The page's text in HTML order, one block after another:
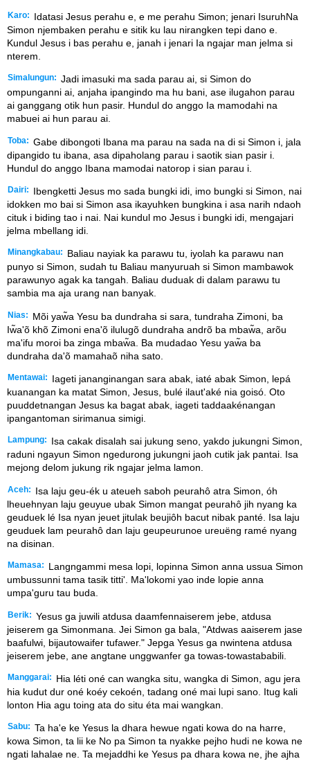
Karo:
Idatasi Jesus perahu e, e me perahu Simon; jenari IsuruhNa
Simon njembaken perahu e sitik ku lau nirangken tepi dano e.
Kundul Jesus i bas perahu e, janah i jenari Ia ngajar man jelma si
nterem.
Simalungun: Jadi imasuki ma sada parau ai, si Simon do
ompunganni ai, anjaha ipangindo ma hu bani, ase ilugahon parau
ai ganggang otik hun pasir. Hundul do anggo Ia mamodahi na
mabuei ai hun parau ai.
Toba: Gabe dibongoti Ibana ma parau na sada na di si Simon i, jala
dipangido tu ibana, asa dipaholang parau i saotik sian pasir i.
Hundul do anggo Ibana mamodai natorop i sian parau i.
Dairi:
Ibengketti Jesus mo sada bungki idi, imo bungki si Simon, nai
idokken mo bai si Simon asa ikayuhken bungkina i asa narih ndaoh
cituk i biding tao i nai. Nai kundul mo Jesus i bungki idi, mengajari
jelma mbellang idi.
Minangkabau:
Baliau nayiak ka parawu tu, iyolah ka parawu nan
punyo si Simon, sudah tu Baliau manyuruah si Simon mambawok
parawunyo agak ka tangah. Baliau duduak di dalam parawu tu
sambia ma aja urang nan banyak.
Nias:
Mõi yaw̃a Yesu ba dundraha si sara, tundraha Zimoni, ba
Iw̃a'õ khõ Zimoni ena'õ ilulugõ dundraha andrõ ba mbaw̃a, arõu
ma'ifu moroi ba zinga mbaw̃a. Ba mudadao Yesu yaw̃a ba
dundraha da'õ mamahaõ niha sato.
Mentawai:
Iageti jananginangan sara abak, iaté abak Simon, lepá
kuanangan ka matat Simon, Jesus, bulé ilaut'aké nia goisó. Oto
puuddetnangan Jesus ka bagat abak, iageti taddaakénangan
ipangantoman sirimanua simigi.
Lampung:
Isa cakak disalah sai jukung seno, yakdo jukungni Simon,
raduni ngayun Simon ngedurong jukungni jaoh cutik jak pantai. Isa
mejong delom jukung rik ngajar jelma lamon.
Aceh:
Isa laju geu-ék u ateueh saboh peurahô atra Simon, óh
lheuehnyan laju geuyue ubak Simon mangat peurahô jih nyang ka
geuduek lé Isa nyan jeuet jitulak beujiôh bacut nibak panté. Isa laju
geuduek lam peurahô dan laju geupeurunoe ureuëng ramé nyang
na disinan.
Mamasa:
Langngammi mesa lopi, lopinna Simon anna ussua Simon
umbussunni tama tasik titti'. Ma'lokomi yao inde lopie anna
umpa'guru tau buda.
Berik: Yesus ga juwili atdusa daamfennaiserem jebe, atdusa
jeiserem ga Simonmana. Jei Simon ga bala, "Atdwas aaiserem jase
baafulwi, bijautowaifer tufawer." Jepga Yesus ga nwintena atdusa
jeiserem jebe, ane angtane unggwanfer ga towas-towastababili.
Manggarai:
Hia léti oné can wangka situ, wangka di Simon, agu jera
hia kudut dur oné koéy cekoén, tadang oné mai lupi sano. Itug kali
lonton Hia agu toing ata do situ éta mai wangkan.
Sabu: Ta ha'e ke Yesus la dhara hewue ngati kowa do na harre,
kowa Simon, ta lii ke No pa Simon ta nyakke pejho hudi ne kowa ne
ngati lahalae ne. Ta mejaddhi ke Yesus pa dhara kowa ne, jhe ajha